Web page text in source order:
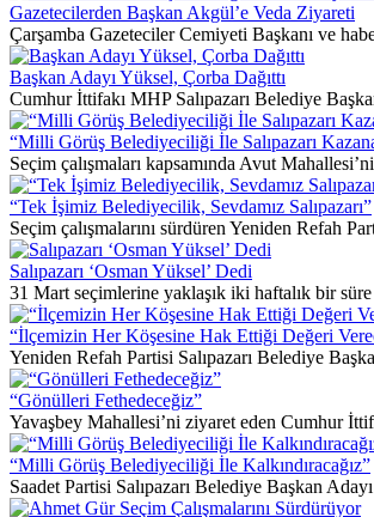
Gazetecilerden Başkan Akgül’e Veda Ziyareti
Çarşamba Gazeteciler Cemiyeti Başkanı ve
Başkan Adayı Yüksel, Çorba Dağıttı
Cumhur İttifakı MHP Salıpazarı Belediye
“Milli Görüş Belediyeciliği İle Salıpazarı
Seçim çalışmaları kapsamında Avut
“Tek İşimiz Belediyecilik, Sevdamız Salıpazarı”
Seçim çalışmalarını sürdüren Yeniden Refah
Salıpazarı ‘Osman Yüksel’ Dedi
31 Mart seçimlerine yaklaşık iki haftalık bir
“İlçemizin Her Köşesine Hak Ettiği Değeri
Yeniden Refah Partisi Salıpazarı Belediye
“Gönülleri Fethedeceğiz”
Yavaşbey Mahallesi’ni ziyaret eden Cumhur
“Milli Görüş Belediyeciliği İle Kalkındıracağız”
Saadet Partisi Salıpazarı Belediye Başkan